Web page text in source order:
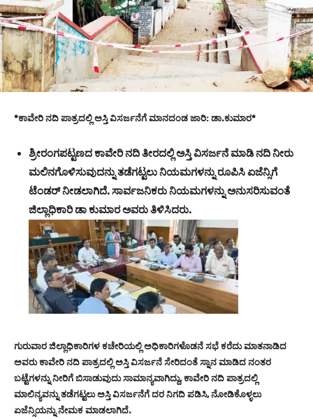
*ಕಾವೇರಿ ನದಿ ಪಾತ್ರದಲ್ಲಿ ಅಸ್ತಿ ವಿಸರ್ಜನೆಗೆ ಮಾನದಂಡ ಜಾರಿ: ಡಾ.ಕುಮಾರ*
ಶ್ರೀರಂಗಪಟ್ಟಣದ ಕಾವೇರಿ ನದಿ ತೀರದಲ್ಲಿ ಅಸ್ತಿ ವಿಸರ್ಜನೆ ಮಾಡಿ ನದಿ ನೀರು
ಮಲಿನಗೊಳಿಸುವುದನ್ನು ತಡೆಗಟ್ಟಲು ನಿಯಮಗಳನ್ನು ರೂಪಿಸಿ ಏಜೆನ್ಸಿಗೆ
ಟೆಂಡರ್ ನೀಡಲಾಗಿದೆ. ಸಾರ್ವಜನಿಕರು ನಿಯಮಗಳನ್ನು ಅನುಸರಿಸುವಂತೆ
ಜಿಲ್ಲಾಧಿಕಾರಿ ಡಾ ಕುಮಾರ ಅವರು ತಿಳಿಸಿದರು.
ಗುರುವಾರ ಜಿಲ್ಲಾಧಿಕಾರಿಗಳ ಕಚೇರಿಯಲ್ಲಿ ಅಧಿಕಾರಿಗಳೊಡನೆ ಸಭೆ ಕರೆದು ಮಾತನಾಡಿದ
ಅವರು ಕಾವೇರಿ ನದಿ ಪಾತ್ರದಲ್ಲಿ ಅಸ್ತಿ ವಿಸರ್ಜನೆ ಸೇರಿದಂತೆ ಸ್ನಾನ ಮಾಡಿದ ನಂತರ
ಬಟ್ಟೆಗಳನ್ನು ನೀರಿಗೆ ಬಿಸಾಡುವುದು ಸಾಮಾನ್ಯವಾಗಿದ್ದು, ಕಾವೇರಿ ನದಿ ಪಾತ್ರದಲ್ಲಿ
ಮಾಲಿನ್ಯವನ್ನು ತಡೆಗಟ್ಟಲು ಅಸ್ತಿ ವಿಸರ್ಜನೆಗೆ ದರ ನಿಗದಿ ಪಡಿಸಿ, ನೋಡಿಕೊಳ್ಳಲು
ಏಜೆನ್ಸಿಯನ್ನು ನೇಮಕ ಮಾಡಲಾಗಿದೆ.